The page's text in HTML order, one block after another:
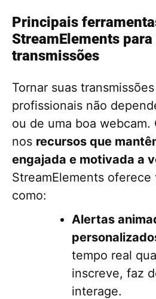
Principais
StreamElements
transmissões
Tornar suas
profissionais não
ou de uma boa webcam.
nos recursos que
engajada e motivada a
StreamElements oferece
como:
Alertas
tempo real
inscreve, faz
interage.